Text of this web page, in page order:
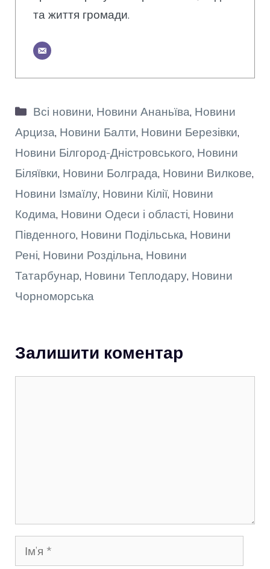
та життя громади.
Категорії
Всі новини, Новини Ананьїва, Новини
Арциза, Новини Балти, Новини Березівки,
Новини Білгород-Дністровського, Новини
Біляївки, Новини Болграда, Новини Вилкове,
Новини Ізмаїлу, Новини Кілії, Новини
Кодима, Новини Одеси і області, Новини
Південного, Новини Подільська, Новини
Рені, Новини Роздільна, Новини
Татарбунар, Новини Теплодару, Новини
Чорноморська
Залишити коментар
Ім’я